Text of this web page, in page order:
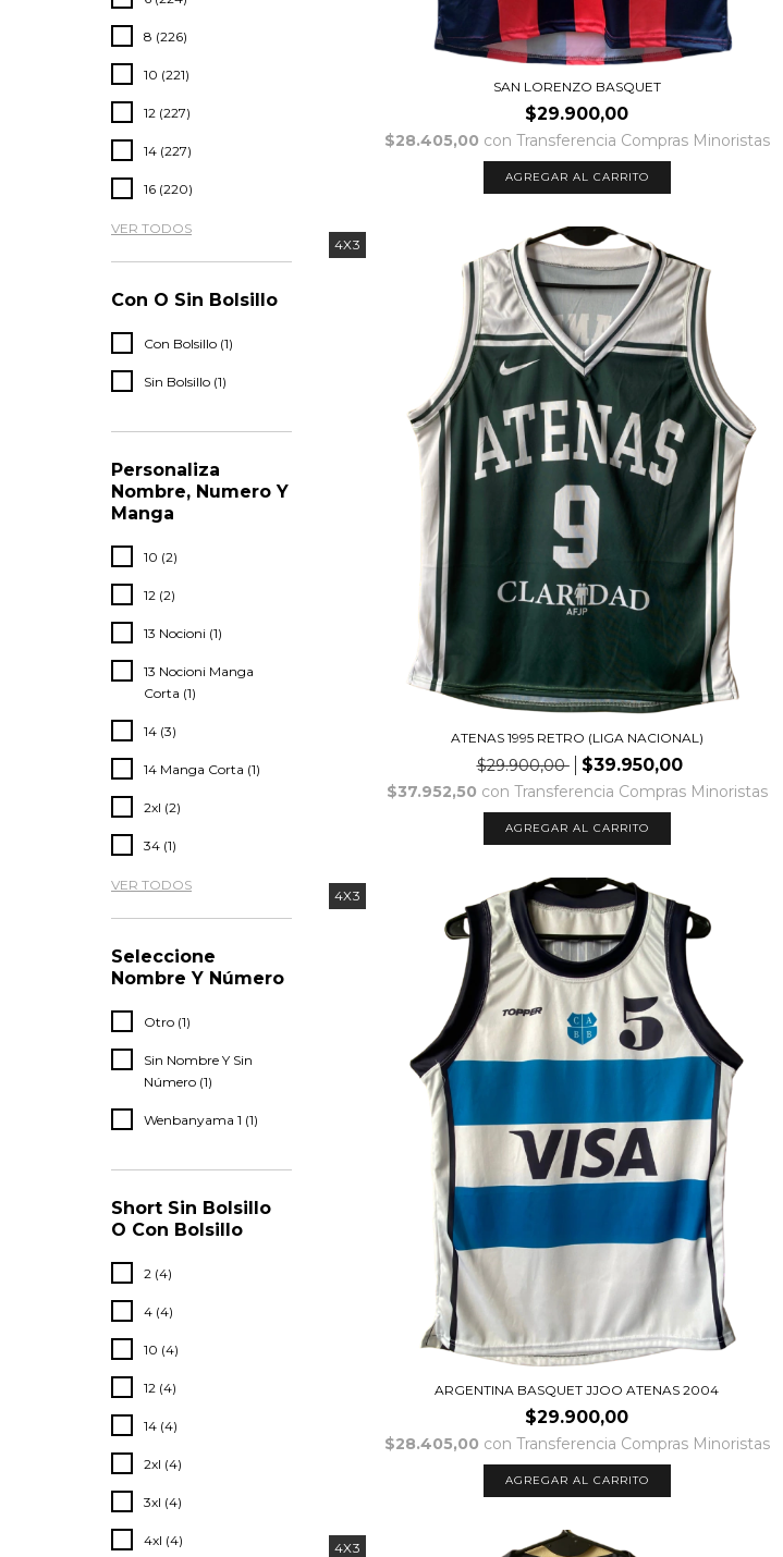
8 (226)
10 (221)
12 (227)
14 (227)
16 (220)
VER TODOS
Con O Sin Bolsillo
Con Bolsillo (1)
Sin Bolsillo (1)
Personaliza
Nombre, Numero Y
Manga
10 (2)
12 (2)
13 Nocioni (1)
13 Nocioni Manga
Corta (1)
14 (3)
14 Manga Corta (1)
2xl (2)
34 (1)
VER TODOS
Seleccione
Nombre Y Número
Otro (1)
Sin Nombre Y Sin
Número (1)
Wenbanyama 1 (1)
Short Sin Bolsillo
O Con Bolsillo
2 (4)
4 (4)
10 (4)
12 (4)
14 (4)
2xl (4)
3xl (4)
4xl (4)
SAN LORENZO BASQUET
$29.900,00
$28.405,00 con Transferencia Compras Minoristas
AGREGAR AL CARRITO
4X3
ATENAS 1995 RETRO (LIGA NACIONAL)
$29.900,00 $39.950,00
$37.952,50 con Transferencia Compras Minoristas
AGREGAR AL CARRITO
4X3
ARGENTINA BASQUET JJOO ATENAS 2004
$29.900,00
$28.405,00 con Transferencia Compras Minoristas
AGREGAR AL CARRITO
4X3